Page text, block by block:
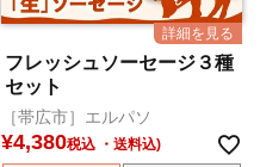
フレッシュソーセージ３種
セット
［帯広市］エルパソ
¥4,380税込